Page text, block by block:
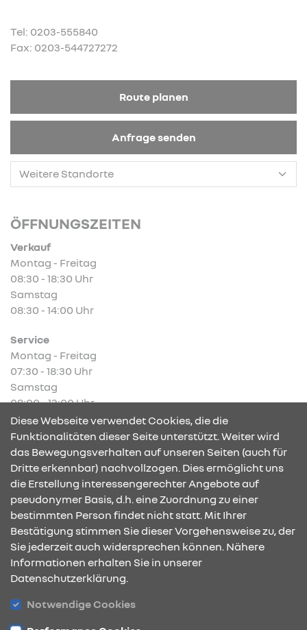
Tel: 0203-555840
Fax: 0203-544727272
Route planen
Anfrage senden
ÖFFNUNGSZEITEN
Verkauf
Montag - Freitag
08:30 - 18:30 Uhr
Samstag
08:30 - 14:00 Uhr
Service
Montag - Freitag
07:30 - 18:30 Uhr
Samstag
08:00 - 13:00 Uhr
KONTAKT & ANFAHRT
ÖFFNUNGSZEITEN
Diese Webseite verwendet Cookies, die die
Funktionalitäten dieser Seite unterstützt. Weiter wird
das Bewegungsverhalten auf unseren Seiten (auch für
Dritte erkennbar) nachvollzogen. Dies ermöglicht uns
die Erstellung interessengerechter Angebote auf
pseudonymer Basis, d.h. eine Zuordnung zu einer
bestimmten Person findet nicht statt. Mit Ihrer
Bestätigung stimmen Sie dieser Vorgehensweise zu, der
Sie jederzeit auch widersprechen können. Nähere
Informationen erhalten Sie in unserer
Datenschutzerklärung.
Notwendige Cookies